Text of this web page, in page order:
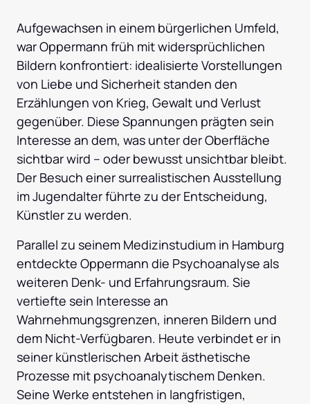
Aufgewachsen in einem bürgerlichen Umfeld,
war Oppermann früh mit widersprüchlichen
Bildern konfrontiert: idealisierte Vorstellungen
von Liebe und Sicherheit standen den
Erzählungen von Krieg, Gewalt und Verlust
gegenüber. Diese Spannungen prägten sein
Interesse an dem, was unter der Oberfläche
sichtbar wird – oder bewusst unsichtbar bleibt.
Der Besuch einer surrealistischen Ausstellung
im Jugendalter führte zu der Entscheidung,
Künstler zu werden.
Parallel zu seinem Medizinstudium in Hamburg
entdeckte Oppermann die Psychoanalyse als
weiteren Denk- und Erfahrungsraum. Sie
vertiefte sein Interesse an
Wahrnehmungsgrenzen, inneren Bildern und
dem Nicht-Verfügbaren. Heute verbindet er in
seiner künstlerischen Arbeit ästhetische
Prozesse mit psychoanalytischem Denken.
Seine Werke entstehen in langfristigen,